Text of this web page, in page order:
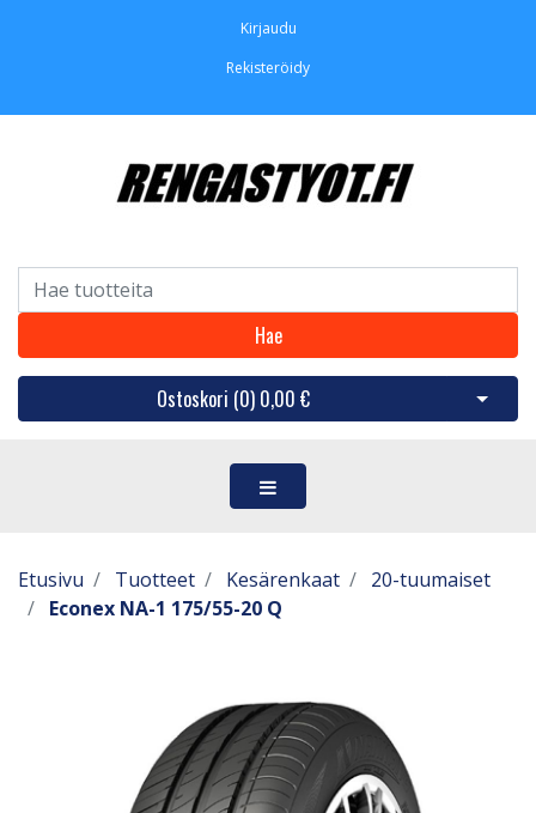
Kirjaudu
Rekisteröidy
Hae
Ostoskori (0) 0,00 € Avaa
Etusivu Tuotteet Kesärenkaat
20-tuumaiset
Econex NA-1 175/55-20 Q